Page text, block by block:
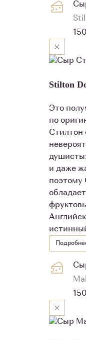
Stilton
Это
по
Стилтон
и даже
поэтому